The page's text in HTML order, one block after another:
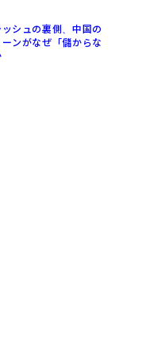
シュの裏側、中国の
ンがなぜ「儲からな